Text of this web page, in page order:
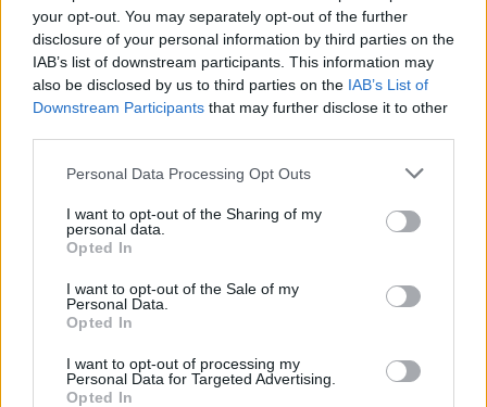
your opt-out. You may separately opt-out of the further
disclosure of your personal information by third parties on the
IAB’s list of downstream participants. This information may
also be disclosed by us to third parties on the IAB’s List of
Downstream Participants that may further disclose it to other
Personal Data Processing Opt Outs
I want to opt-out of the Sharing of my
personal data.
Opted In
I want to opt-out of the Sale of my
Personal Data.
Opted In
I want to opt-out of processing my
Personal Data for Targeted Advertising.
Opted In
Carrega més